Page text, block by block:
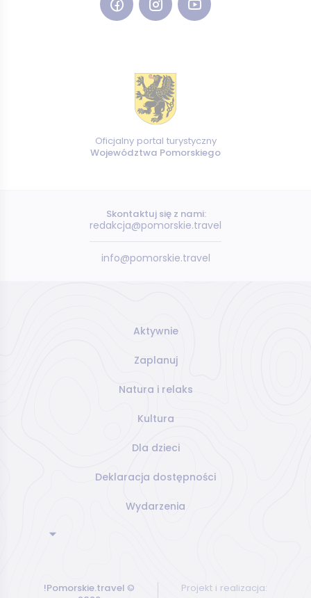
Oficjalny portal turystyczny
Województwa Pomorskiego
Skontaktuj się z nami:
redakcja@pomorskie.travel
info@pomorskie.travel
Aktywnie
Zaplanuj
Natura i relaks
Kultura
Dla dzieci
Deklaracja dostępności
Wydarzenia
!Pomorskie.travel ©
Projekt i realizacja: